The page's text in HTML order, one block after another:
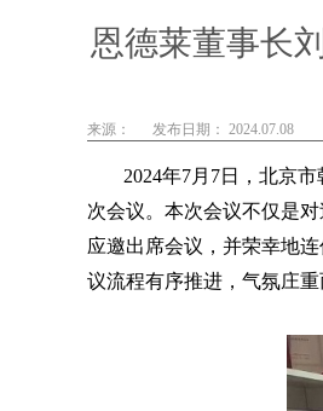
恩德莱董事长
来源： 发布日期： 2024.07.08
2024年7月7日，北京
次会议。本次会议不仅是
应邀出席会议，并荣幸地
议流程有序推进，气氛庄重